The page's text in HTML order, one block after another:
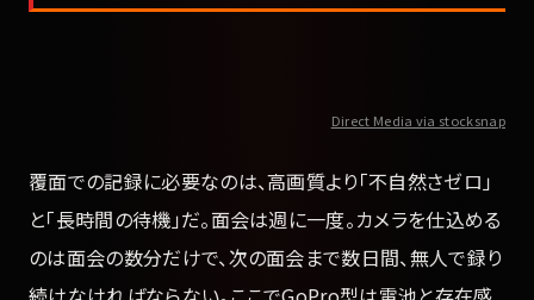
Direct Media via stocksnap
覆面での記録に必要なのは、高画質より「不自然さゼロ」
と「長時間の待機」だ。面会は週に一度。カメラを仕込める
のは面会の数分だけで、次の面会まで数日間、無人で録り